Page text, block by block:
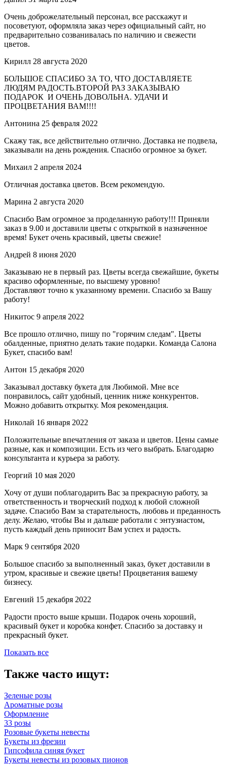
Очень доброжелательный персонал, все расскажут и
посоветуют, оформляла заказ через официальный сайт, но
предварительно созванивалась по наличию и свежести
цветов.
Кирилл 28 августа 2020
БОЛЬШОЕ СПАСИБО ЗА ТО, ЧТО ДОСТАВЛЯЕТЕ
ЛЮДЯМ РАДОСТЬ.ВТОРОЙ РАЗ ЗАКАЗЫВАЮ
ПОДАРОК И ОЧЕНЬ ДОВОЛЬНА. УДАЧИ И
ПРОЦВЕТАНИЯ ВАМ!!!!
Антонина 25 февраля 2022
Скажу так, все действительно отлично. Доставка не подвела,
заказывали на день рождения. Спасибо огромное за букет.
Михаил 2 апреля 2024
Отличная доставка цветов. Всем рекомендую.
Марина 2 августа 2020
Спасибо Вам огромное за проделанную работу!!! Приняли
заказ в 9.00 и доставили цветы с открыткой в назначенное
время! Букет очень красивый, цветы свежие!
Андрей 8 июня 2020
Заказываю не в первый раз. Цветы всегда свежайшие, букеты
красиво оформленные, по высшему уровню!
Доставляют точно к указанному времени. Спасибо за Вашу
работу!
Никитос 9 апреля 2022
Все прошло отлично, пишу по "горячим следам". Цветы
обалденные, приятно делать такие подарки. Команда Салона
Букет, спасибо вам!
Антон 15 декабря 2020
Заказывал доставку букета для Любимой. Мне все
понравилось, сайт удобный, ценник ниже конкурентов.
Можно добавить открытку. Моя рекомендация.
Николай 16 января 2022
Положительные впечатления от заказа и цветов. Цены самые
разные, как и композиции. Есть из чего выбрать. Благодарю
консультанта и курьера за работу.
Георгий 10 мая 2020
Хочу от души поблагодарить Вас за прекрасную работу, за
ответственность и творческий подход к любой сложной
задаче. Спасибо Вам за старательность, любовь и преданность
делу. Желаю, чтобы Вы и дальше работали с энтузиастом,
пусть каждый день приносит Вам успех и радость.
Марк 9 сентября 2020
Большое спасибо за выполненный заказ, букет доставили в
утром, красивые и свежие цветы! Процветания вашему
бизнесу.
Евгений 15 декабря 2022
Радости просто выше крыши. Подарок очень хороший,
красивый букет и коробка конфет. Спасибо за доставку и
прекрасный букет.
Показать все
Также часто ищут:
Зеленые розы
Ароматные розы
Оформление
33 розы
Розовые букеты невесты
Букеты из фрезии
Гипсофила синяя букет
Букеты невесты из розовых пионов